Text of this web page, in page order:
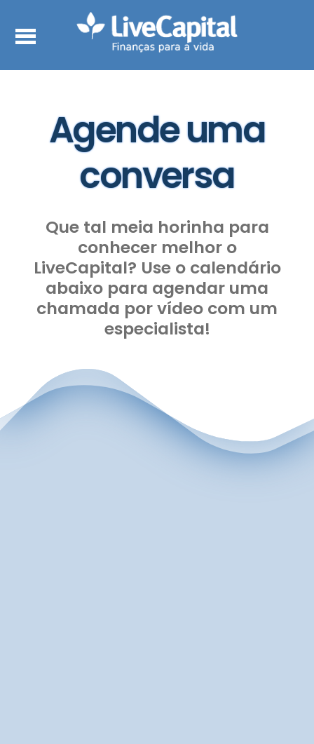
Agende uma
conversa
Que tal meia horinha para
conhecer melhor o
LiveCapital? Use o calendário
abaixo para agendar uma
chamada por vídeo com um
especialista!